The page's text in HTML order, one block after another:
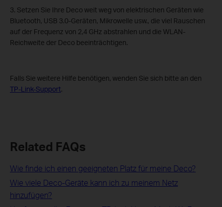
3. Setzen Sie Ihre Deco weit weg von elektrischen Geräten wie
Bluetooth, USB 3.0-Geräten, Mikrowelle usw., die viel Rauschen
auf der Frequenz von 2,4 GHz abstrahlen und die WLAN-
Reichweite der Deco beeinträchtigen.
Falls Sie weitere Hilfe benötigen, wenden Sie sich bitte an den
TP-Link-Support.
Related FAQs
Wie finde ich einen geeigneten Platz für meine Deco?
Wie viele Deco-Geräte kann ich zu meinem Netz
hinzufügen?